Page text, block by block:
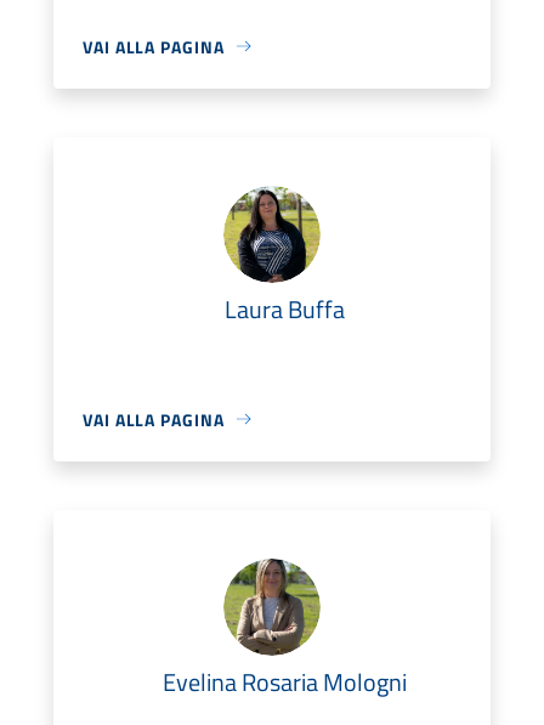
VAI ALLA PAGINA
Laura Buffa
VAI ALLA PAGINA
Evelina Rosaria Mologni